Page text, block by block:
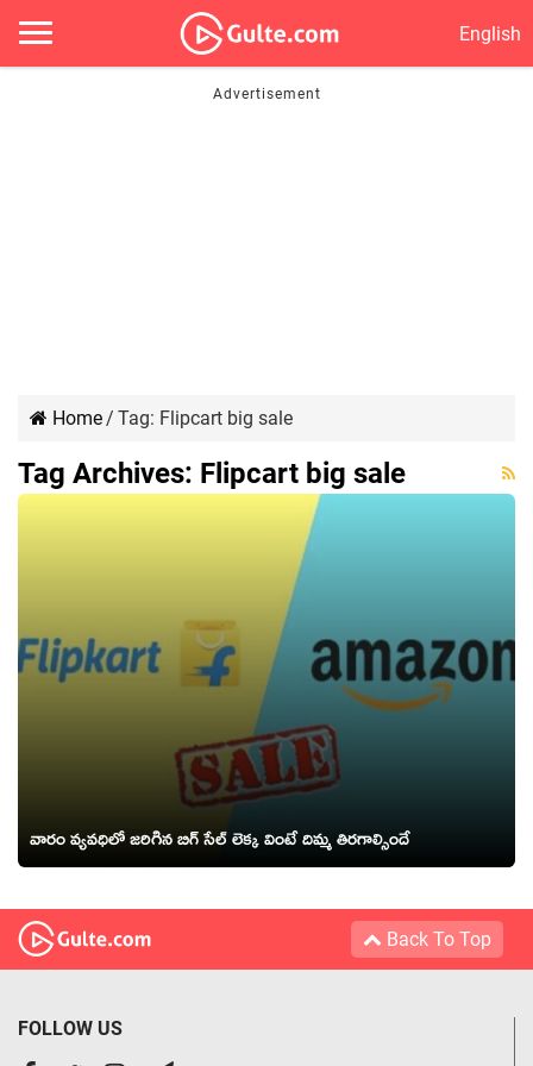
English
Home/ Tag: Flipcart big sale
Tag Archives: Flipcart big sale
వారం వ్యవధిలో జరిగిన బిగ్ సేల్ లెక్క వింటే దిమ్మ తిరగాల్సిందే
Back To Top
FOLLOW US